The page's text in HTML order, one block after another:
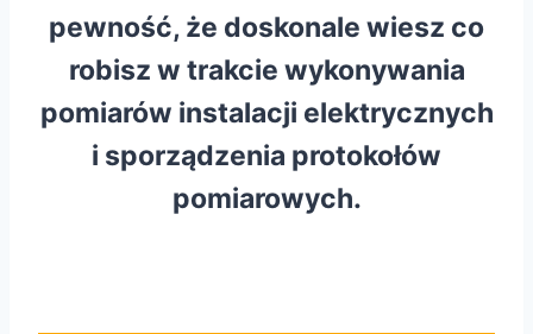
pewność, że doskonale wiesz co
robisz w trakcie wykonywania
pomiarów instalacji elektrycznych
i sporządzenia protokołów
pomiarowych.